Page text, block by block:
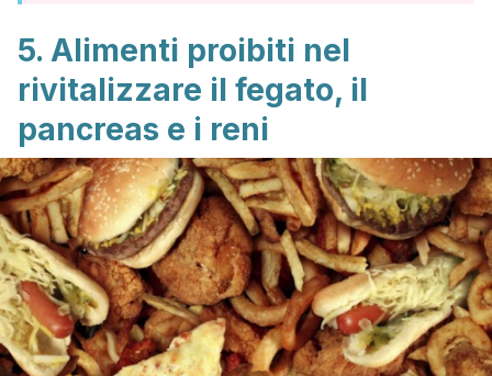
5. Alimenti proibiti nel
rivitalizzare il fegato, il
pancreas e i reni